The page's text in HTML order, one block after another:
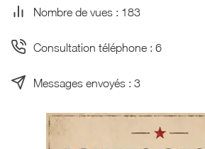
Nombre de vues : 183
Consultation téléphone : 6
Messages envoyés : 3